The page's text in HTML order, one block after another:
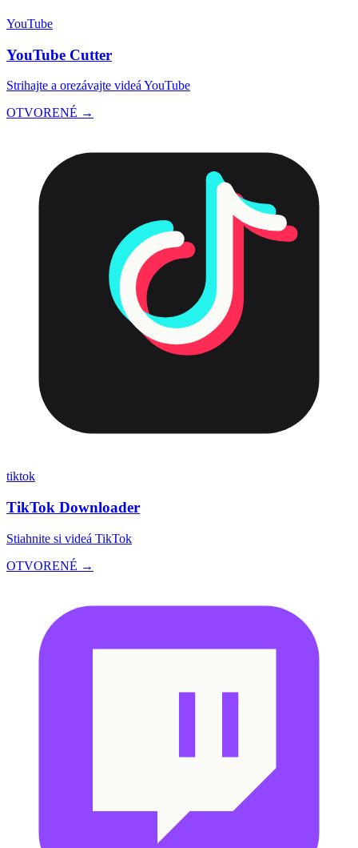
YouTube
YouTube Cutter
Strihajte a orezávajte videá YouTube
OTVORENÉ →
tiktok
TikTok Downloader
Stiahnite si videá TikTok
OTVORENÉ →